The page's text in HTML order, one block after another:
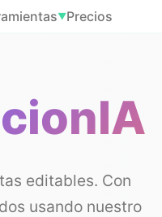
▼Precios
editables. Con
usando nuestro